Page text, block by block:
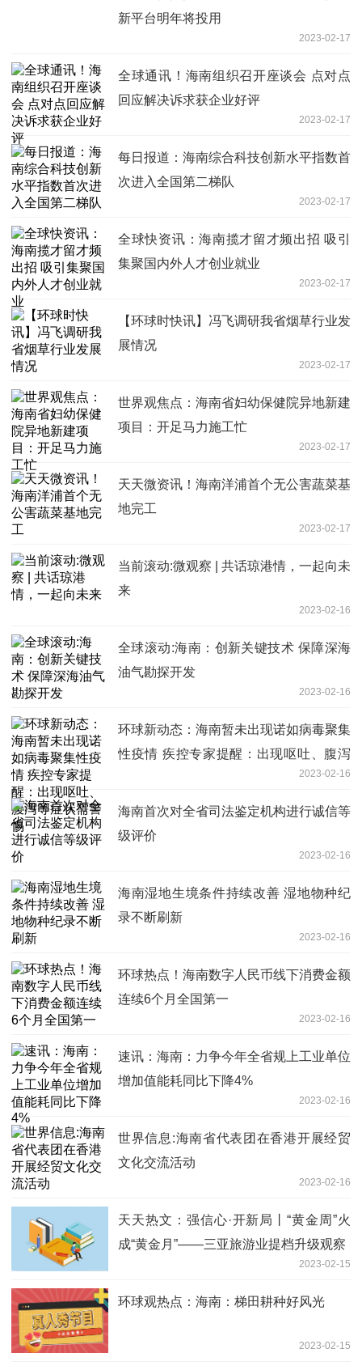
新平台明年将投用
2023-02-17
全球通讯！海南组织召开座谈会 点对点
回应解决诉求获企业好评
2023-02-17
每日报道：海南综合科技创新水平指数首
次进入全国第二梯队
2023-02-17
全球快资讯：海南揽才留才频出招 吸引
集聚国内外人才创业就业
2023-02-17
【环球时快讯】冯飞调研我省烟草行业发
展情况
2023-02-17
世界观焦点：海南省妇幼保健院异地新建
项目：开足马力施工忙
2023-02-17
天天微资讯！海南洋浦首个无公害蔬菜基
地完工
2023-02-17
当前滚动:微观察 | 共话琼港情，一起向未
来
2023-02-16
全球滚动:海南：创新关键技术 保障深海
油气勘探开发
2023-02-16
环球新动态：海南暂未出现诺如病毒聚集
性疫情 疾控专家提醒：出现呕吐、腹泻
2023-02-16
海南首次对全省司法鉴定机构进行诚信等
级评价
2023-02-16
海南湿地生境条件持续改善 湿地物种纪
录不断刷新
2023-02-16
环球热点！海南数字人民币线下消费金额
连续6个月全国第一
2023-02-16
速讯：海南：力争今年全省规上工业单位
增加值能耗同比下降4%
2023-02-16
世界信息:海南省代表团在香港开展经贸
文化交流活动
2023-02-16
天天热文：强信心·开新局丨“黄金周”火
成“黄金月”——三亚旅游业提档升级观察
2023-02-15
环球观热点：海南：梯田耕种好风光
2023-02-15